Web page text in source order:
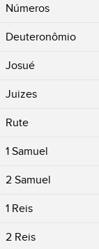
Números
Deuteronômio
Josué
Juizes
Rute
1 Samuel
2 Samuel
1 Reis
2 Reis